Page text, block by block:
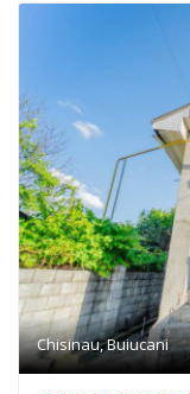
Chisinau, Buiucani